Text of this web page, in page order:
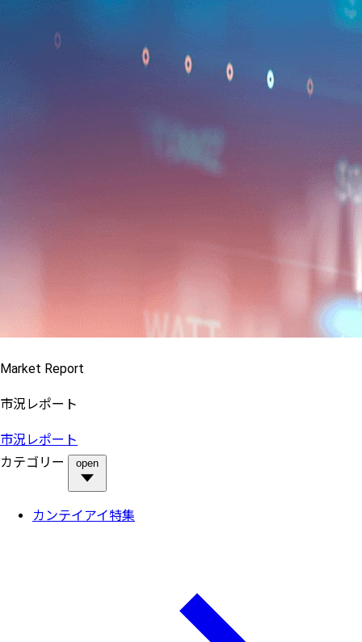
Market Report
市況レポート
市況レポート
カテゴリー
open
カンテイアイ特集